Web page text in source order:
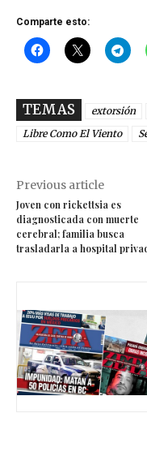
Comparte esto:
TEMAS extorsión
Libre Como El Viento
Previous article
Joven con rickettsia es
diagnosticada con muerte
cerebral; familia busca
trasladarla a hospital